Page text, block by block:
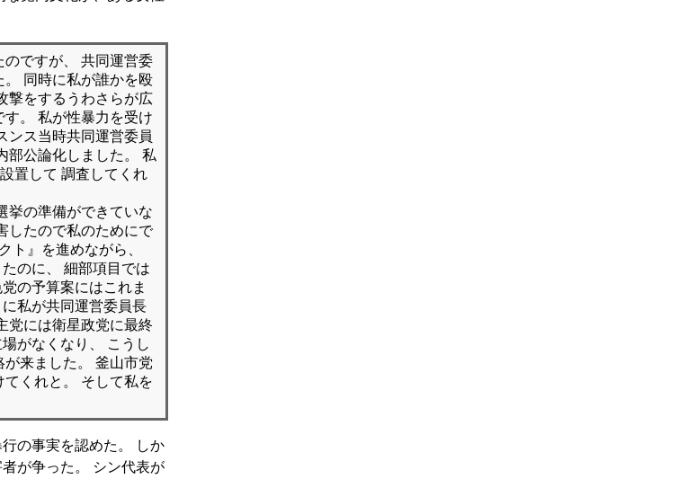
のですが、 共同運営委
。 同時に私が誰かを殴
撃をするうわさらが広
。 私が性暴力を受け
ンス当時共同運営委員
部公論化しました。 私
置して 調査してくれ
挙の準備ができていな
したので私のためにで
ト』を進めながら、
のに、 細部項目では
の予算案にはこれま
私が共同運営委員長
党には衛星政党に最終
がなくなり、 こうし
来ました。 釜山市党
くれと。 そして私を
の事実を認めた。 しか
が争った。 シン代表が